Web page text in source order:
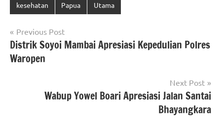
kesehatan Papua Utama
Navigasi
pos
Previous Post
Distrik Soyoi Mambai Apresiasi Kepedulian Polres
Waropen
Next Post
Wabup Yowel Boari Apresiasi Jalan Santai
Bhayangkara